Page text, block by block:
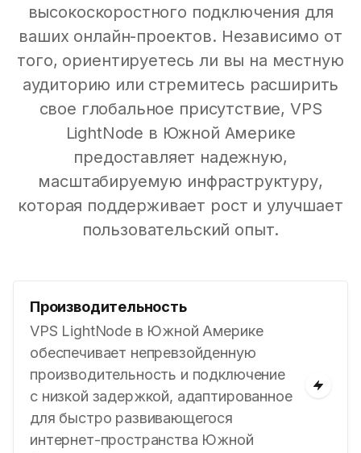
высокоскоростного подключения для
ваших онлайн-проектов. Независимо от
того, ориентируетесь ли вы на местную
аудиторию или стремитесь расширить
свое глобальное присутствие, VPS
LightNode в Южной Америке
предоставляет надежную,
масштабируемую инфраструктуру,
которая поддерживает рост и улучшает
пользовательский опыт.
Производительность
VPS LightNode в Южной Америке
обеспечивает непревзойденную
производительность и подключение
с низкой задержкой, адаптированное
для быстро развивающегося
интернет-пространства Южной